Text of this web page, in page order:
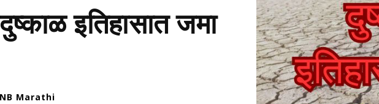
इतिहासात जमा
Marathi